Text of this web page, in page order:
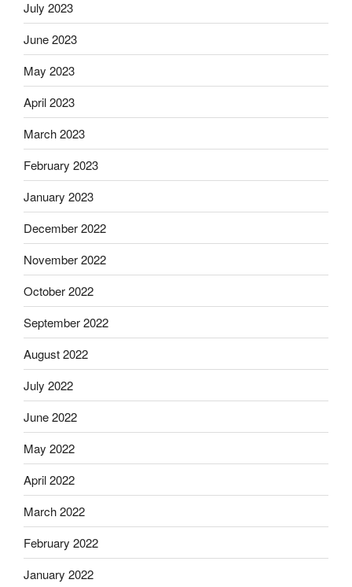
July 2023
June 2023
May 2023
April 2023
March 2023
February 2023
January 2023
December 2022
November 2022
October 2022
September 2022
August 2022
July 2022
June 2022
May 2022
April 2022
March 2022
February 2022
January 2022